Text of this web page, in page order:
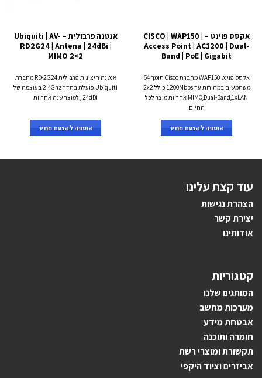
אקסס פוינט – CISCO | WAP150 |
Access Point | AC1200 | Dual-
Band | PoE | Gigabit
אקסס פוינט WAP150 מחברת Cisco תומך 64
משתמשים במהירות עד 1200Mbps כולל 2x2
MIMO,Dual-Band,1xLAN אחריות מוצר לכל
החיים
הוספה להצעת מחיר
אנטנה פרבולית – Ubiquiti | AV-
RD2G24 | Antena | 24dBi |
MIMO 2×2
אנטנה חיצונית פרבולית RD-2G24 מחברת
Ubiquiti פועלת בתדר 2.4Ghz בעוצמה של
24dBi , למוצר שנה אחריות
הוספה להצעת מחיר
עוד קצת עלינו
הצהרת נגישות
יצירת קשר
אודותינו
קטגוריות
המותגים שלנו
מערכות מחשב
אבטחת מידע
חומרה ותוכנה
תקשורת ומוצרי רשת
אביזרים וציוד היקפי